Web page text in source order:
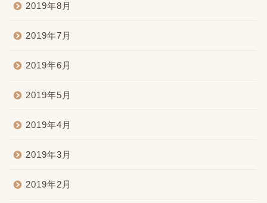
2019年8月
2019年7月
2019年6月
2019年5月
2019年4月
2019年3月
2019年2月